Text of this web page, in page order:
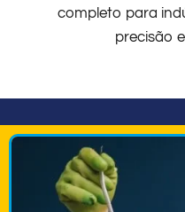
completo para
precisão